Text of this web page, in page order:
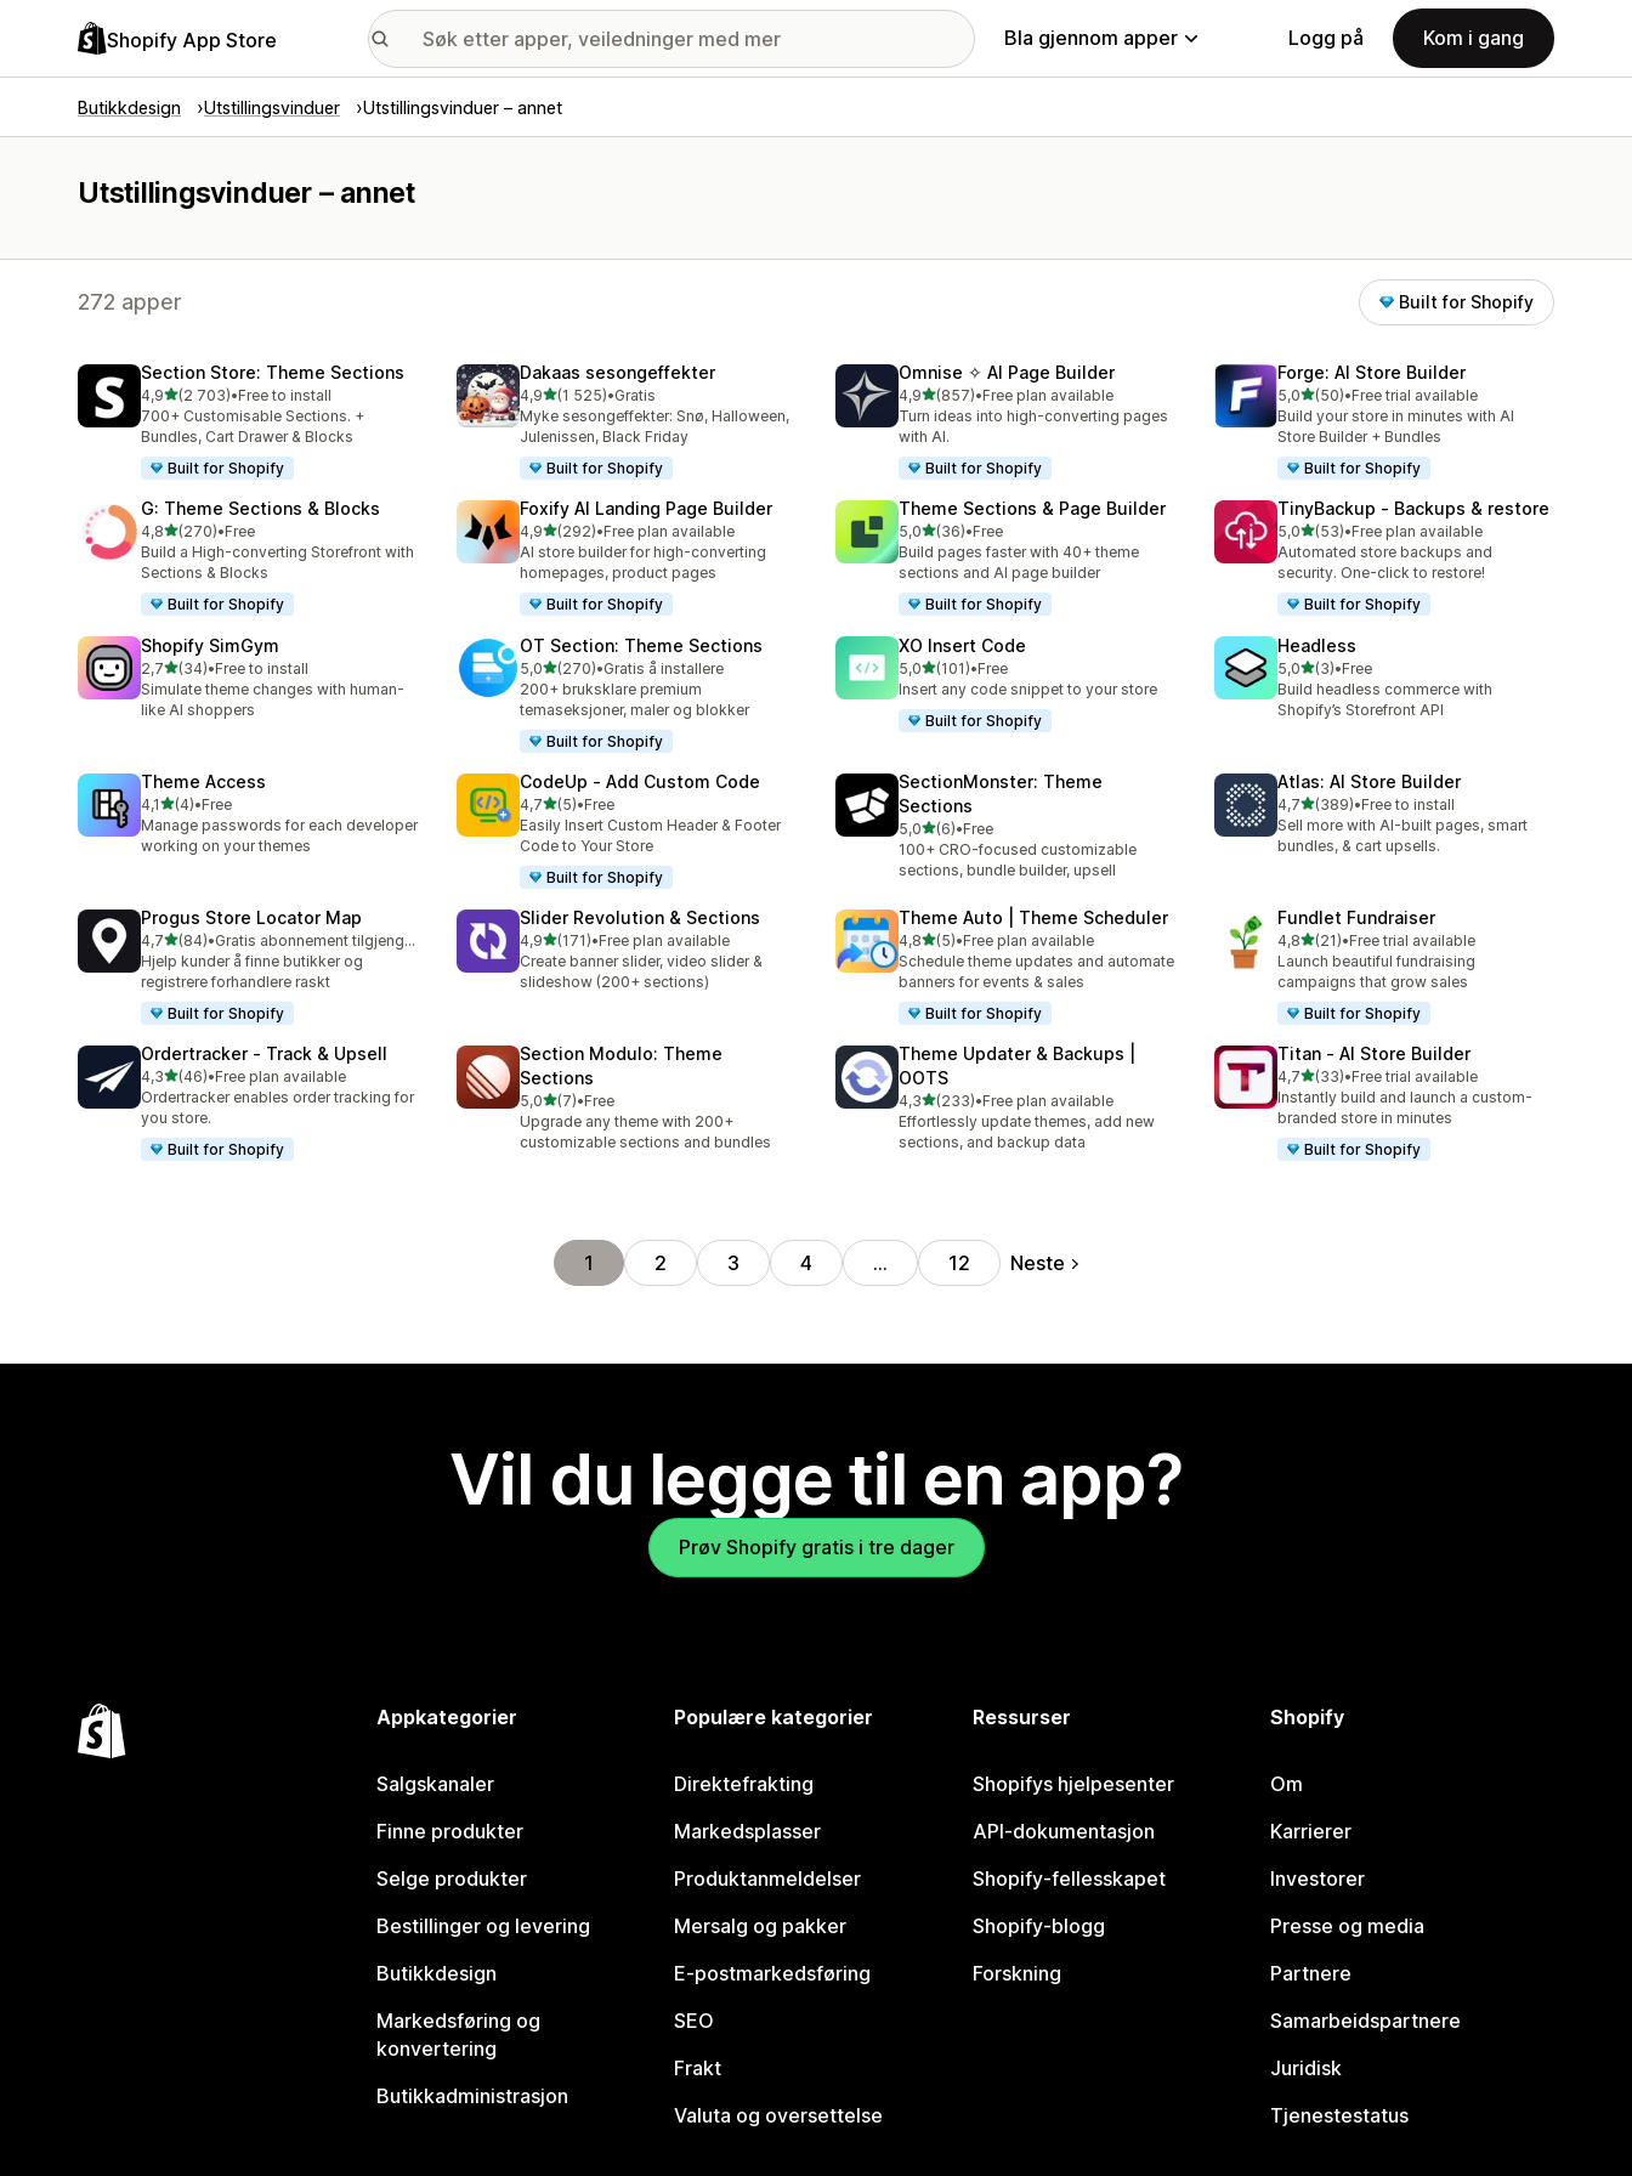
Shopify App Store Bla gjennom apper Logg på Kom i gang
Butikkdesign Utstillingsvinduer Utstillingsvinduer – annet
Utstillingsvinduer – annet
272 apper Built for Shopify
Section Store: Theme Sections
4,9av 5 stjerner
(2 703)
Totalt 2703 omtaler
•Free to install
700+ Customisable Sections. +
Bundles, Cart Drawer & Blocks
Built for Shopify
Dakaas sesongeffekter
4,9av 5 stjerner
(1 525)
Totalt 1525 omtaler
•Gratis
Myke sesongeffekter: Snø, Halloween,
Julenissen, Black Friday
Built for Shopify
Omnise ✧ AI Page Builder
4,9av 5 stjerner
(857)
Totalt 857 omtaler
•Free plan available
Turn ideas into high-converting pages
with AI.
Built for Shopify
Forge: AI Store Builder
5,0av 5 stjerner
(50)
Totalt 50 omtaler
•Free trial available
Build your store in minutes with AI
Store Builder + Bundles
Built for Shopify
G: Theme Sections & Blocks
4,8av 5 stjerner
(270)
Totalt 270 omtaler
•Free
Build a High-converting Storefront with
Sections & Blocks
Built for Shopify
Foxify AI Landing Page Builder
4,9av 5 stjerner
(292)
Totalt 292 omtaler
•Free plan available
AI store builder for high-converting
homepages, product pages
Built for Shopify
Theme Sections & Page Builder
5,0av 5 stjerner
(36)
Totalt 36 omtaler
•Free
Build pages faster with 40+ theme
sections and AI page builder
Built for Shopify
TinyBackup ‑ Backups & restore
5,0av 5 stjerner
(53)
Totalt 53 omtaler
•Free plan available
Automated store backups and
security. One-click to restore!
Built for Shopify
Shopify SimGym
2,7av 5 stjerner
(34)
Totalt 34 omtaler
•Free to install
Simulate theme changes with human-
like AI shoppers
OT Section: Theme Sections
5,0av 5 stjerner
(270)
Totalt 270 omtaler
•Gratis å installere
200+ bruksklare premium
temaseksjoner, maler og blokker
Built for Shopify
XO Insert Code
5,0av 5 stjerner
(101)
Totalt 101 omtaler
•Free
Insert any code snippet to your store
Built for Shopify
Headless
5,0av 5 stjerner
(3)
Totalt 3 omtaler
•Free
Build headless commerce with
Shopify’s Storefront API
Theme Access
4,1av 5 stjerner
(4)
Totalt 4 omtaler
•Free
Manage passwords for each developer
working on your themes
CodeUp ‑ Add Custom Code
4,7av 5 stjerner
(5)
Totalt 5 omtaler
•Free
Easily Insert Custom Header & Footer
Code to Your Store
Built for Shopify
SectionMonster: Theme
Sections
5,0av 5 stjerner
(6)
Totalt 6 omtaler
•Free
100+ CRO-focused customizable
sections, bundle builder, upsell
Atlas: AI Store Builder
4,7av 5 stjerner
(389)
Totalt 389 omtaler
•Free to install
Sell more with AI-built pages, smart
bundles, & cart upsells.
Progus Store Locator Map
4,7av 5 stjerner
(84)
Totalt 84 omtaler
•
Gratis abonnement tilgjengelig
Hjelp kunder å finne butikker og
registrere forhandlere raskt
Built for Shopify
Slider Revolution & Sections
4,9av 5 stjerner
(171)
Totalt 171 omtaler
•Free plan available
Create banner slider, video slider &
slideshow (200+ sections)
Theme Auto | Theme Scheduler
4,8av 5 stjerner
(5)
Totalt 5 omtaler
•Free plan available
Schedule theme updates and automate
banners for events & sales
Built for Shopify
Fundlet Fundraiser
4,8av 5 stjerner
(21)
Totalt 21 omtaler
•Free trial available
Launch beautiful fundraising
campaigns that grow sales
Built for Shopify
Ordertracker ‑ Track & Upsell
4,3av 5 stjerner
(46)
Totalt 46 omtaler
•Free plan available
Ordertracker enables order tracking for
you store.
Built for Shopify
Section Modulo: Theme
Sections
5,0av 5 stjerner
(7)
Totalt 7 omtaler
•Free
Upgrade any theme with 200+
customizable sections and bundles
Theme Updater & Backups |
OOTS
4,3av 5 stjerner
(233)
Totalt 233 omtaler
•Free plan available
Effortlessly update themes, add new
sections, and backup data
Titan ‑ AI Store Builder
4,7av 5 stjerner
(33)
Totalt 33 omtaler
•Free trial available
Instantly build and launch a custom-
branded store in minutes
Built for Shopify
1 2 3 4 … 12 Neste
Vil du legge til en app?
Prøv Shopify gratis i tre dager
Appkategorier
Salgskanaler
Finne produkter
Selge produkter
Bestillinger og levering
Butikkdesign
Markedsføring og
konvertering
Butikkadministrasjon
Populære kategorier
Direktefrakting
Markedsplasser
Produktanmeldelser
Mersalg og pakker
E-postmarkedsføring
SEO
Frakt
Valuta og oversettelse
Ressurser
Shopifys hjelpesenter
API-dokumentasjon
Shopify-fellesskapet
Shopify-blogg
Forskning
Shopify
Om
Karrierer
Investorer
Presse og media
Partnere
Samarbeidspartnere
Juridisk
Tjenestestatus